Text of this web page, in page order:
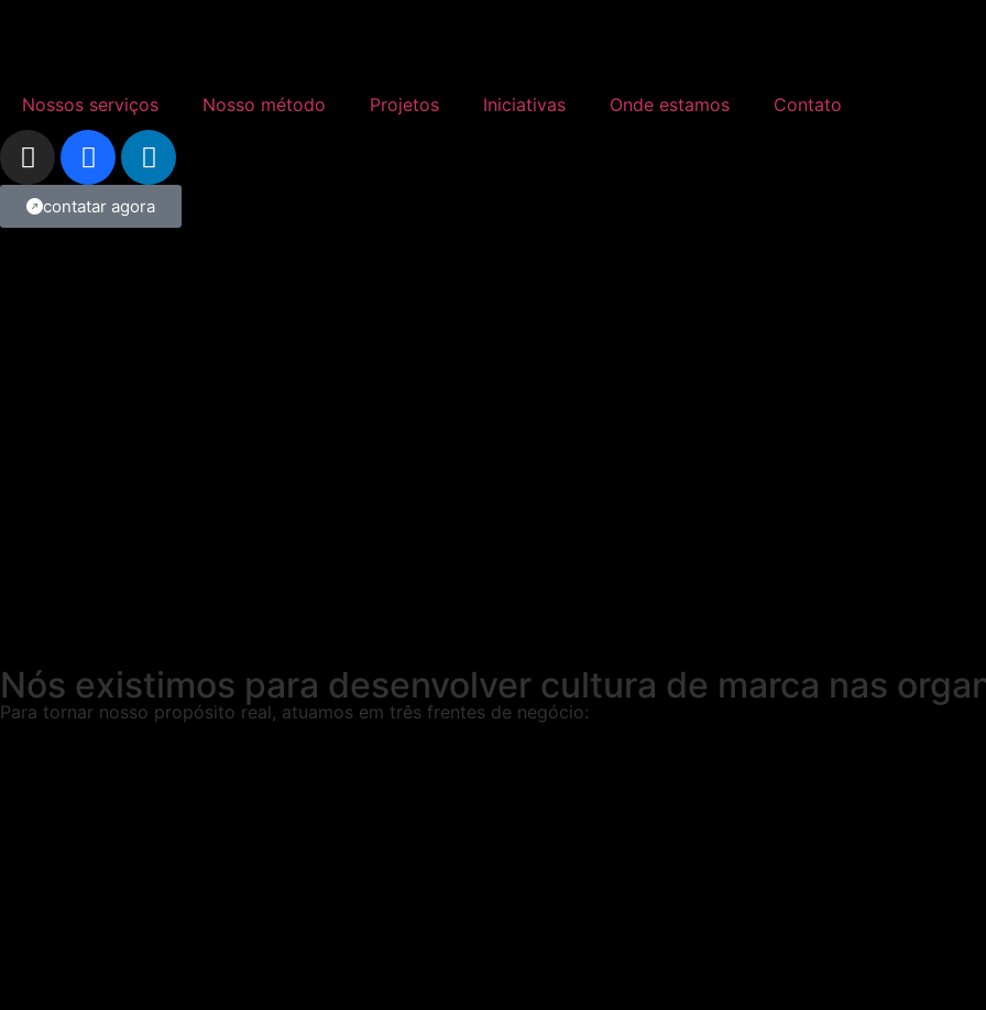
Nossos serviços Nosso método Projetos Iniciativas Onde estamos Contato
contatar agora
Nós existimos para desenvolver cultura de marca nas
Para tornar nosso propósito real, atuamos em três frentes de negócio: